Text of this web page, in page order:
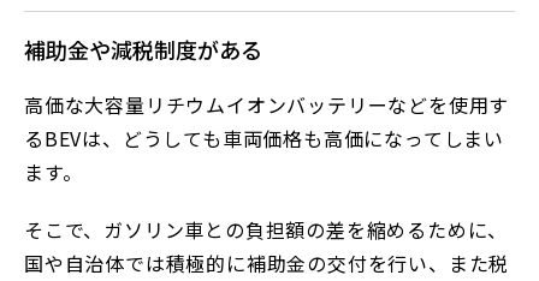
補助金や減税制度がある
高価な大容量リチウムイオンバッテリーなどを使用す
るBEVは、どうしても車両価格も高価になってしまい
ます。
そこで、ガソリン車との負担額の差を縮めるために、
国や自治体では積極的に補助金の交付を行い、また税